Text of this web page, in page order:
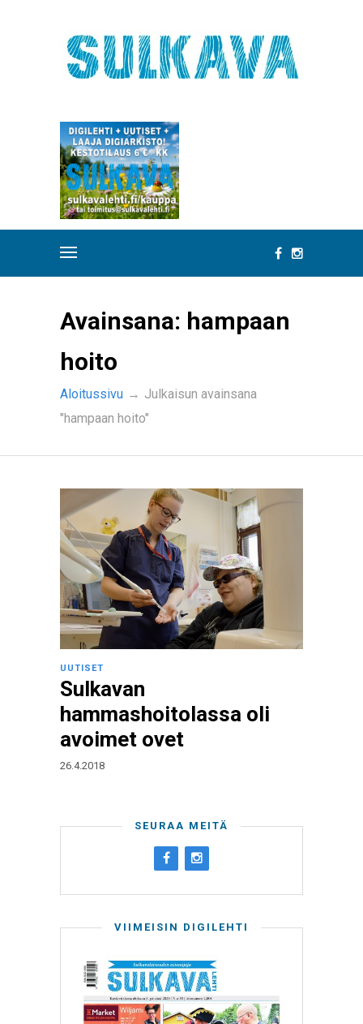
Avainsana: hampaan
hoito
Aloitussivu → Julkaisun avainsana
"hampaan hoito"
UUTISET
Sulkavan
hammashoitolassa oli
avoimet ovet
26.4.2018
SEURAA MEITÄ
VIIMEISIN DIGILEHTI